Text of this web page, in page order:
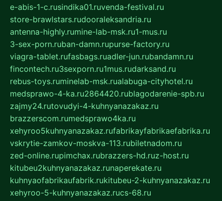
e-abis-1-c.rusindika01.ruvenda-festival.ru
store-brawlstars.rudooraleksandria.ru
antenna-highly.rumine-lab-msk.ru1-mus.ru
3-sex-porn.ruban-damn.rupurse-factory.ru
viagra-tablet.rufasbags.ruadler-jun.rubandamn.ru
fincontech.ru3sexporn.ru1mus.rudarksand.ru
rebus-toys.ruminelab-msk.rualabuga-cityhotel.ru
medsprawo-4-ka.ru2864420.rublagodarenie-spb.ru
zajmy24.rutovudyi-4-kuhnyanazakaz.ru
brazzerscom.rumedsprawo4ka.ru
xehyroo5kuhnyanazakaz.rufabrikayfabrikaefabrika.ru
vskrytie-zamkov-moskva-113.rubiletnadom.ru
zed-online.rupimchax.rubrazzers-hd.ruz-host.ru
kitubeu2kuhnyanazakaz.runaperekate.ru
kuhnyaofabrikaufabrik.rukitubeu-2-kuhnyanazakaz.ru
xehyroo-5-kuhnyanazakaz.rucs-68.ru